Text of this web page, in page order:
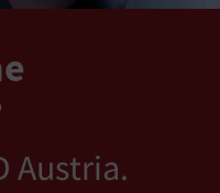
Austria.